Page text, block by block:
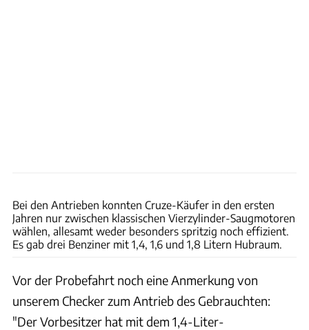
Bei den Antrieben konnten Cruze-Käufer in den ersten
Jahren nur zwischen klassischen Vierzylinder-Saugmotoren
wählen, allesamt weder besonders spritzig noch effizient.
Es gab drei Benziner mit 1,4, 1,6 und 1,8 Litern Hubraum.
Vor der Probefahrt noch eine Anmerkung von
unserem Checker zum Antrieb des Gebrauchten:
"Der Vorbesitzer hat mit dem 1,4-Liter-